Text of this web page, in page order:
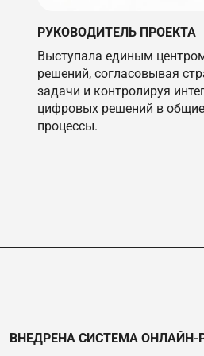
РУКОВОДИТЕЛЬ ПРОЕКТА
Выступала единым
решений, согласовывая
задачи и контролируя
цифровых решений в общие
процессы.
ВНЕДРЕНА СИСТЕМА